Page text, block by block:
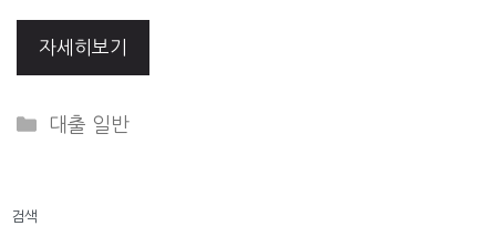
자세히보기
Categories
대출 일반
검색